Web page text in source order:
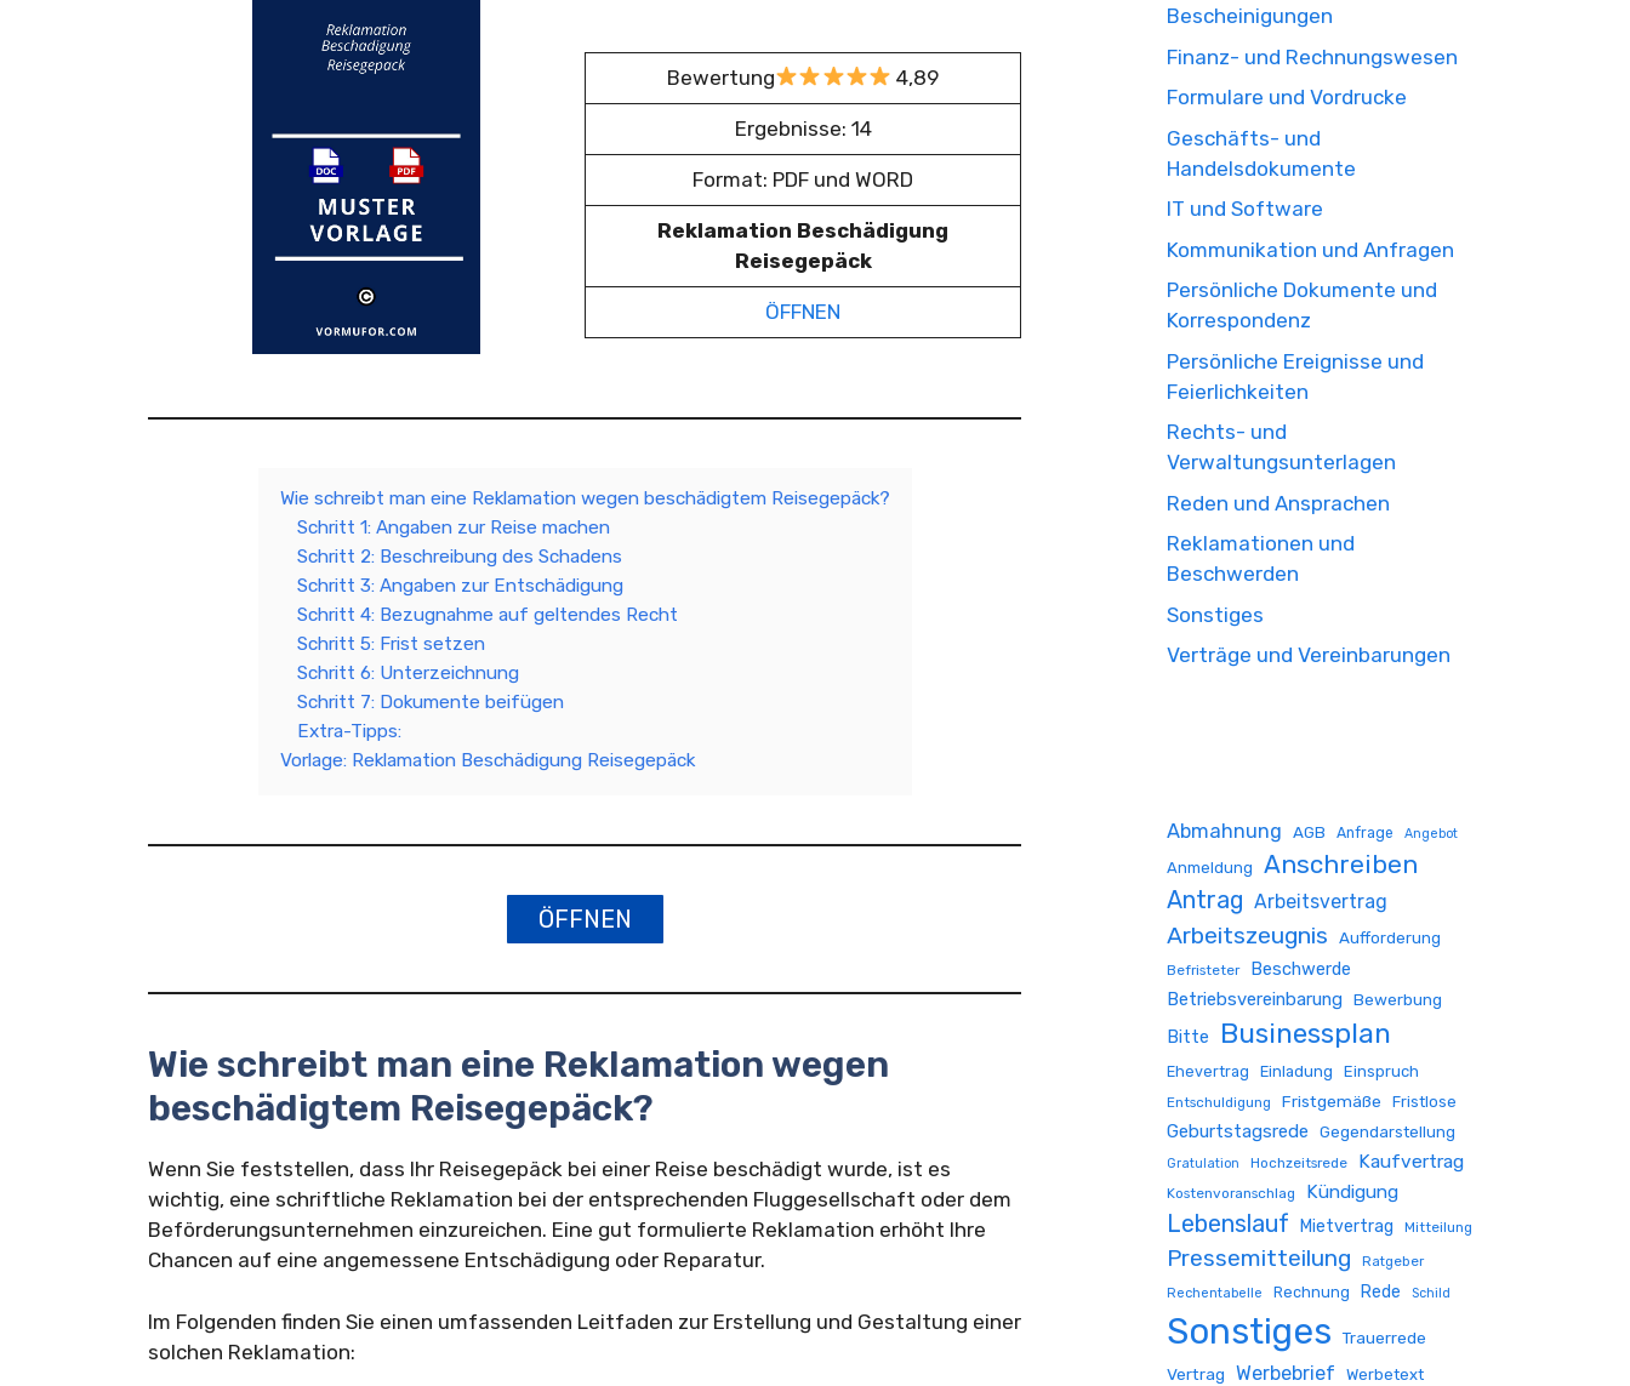
Bewertung 4,89
Ergebnisse: 14
Format: PDF und WORD
Reklamation Beschädigung
Reisegepäck
ÖFFNEN
Wie schreibt man eine Reklamation wegen beschädigtem Reisegepäck?
Schritt 1: Angaben zur Reise machen
Schritt 2: Beschreibung des Schadens
Schritt 3: Angaben zur Entschädigung
Schritt 4: Bezugnahme auf geltendes Recht
Schritt 5: Frist setzen
Schritt 6: Unterzeichnung
Schritt 7: Dokumente beifügen
Extra-Tipps:
Vorlage: Reklamation Beschädigung Reisegepäck
ÖFFNEN
Wie schreibt man eine Reklamation wegen
beschädigtem Reisegepäck?
Wenn Sie feststellen, dass Ihr Reisegepäck bei einer Reise beschädigt wurde, ist es
wichtig, eine schriftliche Reklamation bei der entsprechenden Fluggesellschaft oder dem
Beförderungsunternehmen einzureichen. Eine gut formulierte Reklamation erhöht Ihre
Chancen auf eine angemessene Entschädigung oder Reparatur.
Im Folgenden finden Sie einen umfassenden Leitfaden zur Erstellung und Gestaltung einer
solchen Reklamation:
Bescheinigungen
Finanz- und Rechnungswesen
Formulare und Vordrucke
Geschäfts- und
Handelsdokumente
IT und Software
Kommunikation und Anfragen
Persönliche Dokumente und
Korrespondenz
Persönliche Ereignisse und
Feierlichkeiten
Rechts- und
Verwaltungsunterlagen
Reden und Ansprachen
Reklamationen und
Beschwerden
Sonstiges
Verträge und Vereinbarungen
Abmahnung AGB Anfrage Angebot
Anmeldung Anschreiben
Antrag Arbeitsvertrag
Arbeitszeugnis Aufforderung
Befristeter
Beschwerde
Betriebsvereinbarung Bewerbung
Bitte Businessplan
Ehevertrag Einladung Einspruch
Entschuldigung Fristgemäße Fristlose
Geburtstagsrede Gegendarstellung
Gratulation Hochzeitsrede Kaufvertrag
Kostenvoranschlag Kündigung
Lebenslauf Mietvertrag Mitteilung
Pressemitteilung Ratgeber
Rechentabelle Rechnung Rede Schild
Sonstiges
Trauerrede
Vertrag
Werbebrief Werbetext